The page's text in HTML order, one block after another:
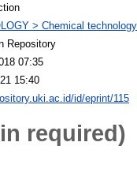
> Chemical
Repository
07:35
15:40
id/eprint/115
required)